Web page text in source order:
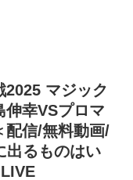
2025 マジック
伸幸VSプロマ
配信/無料動画/
出るものはい